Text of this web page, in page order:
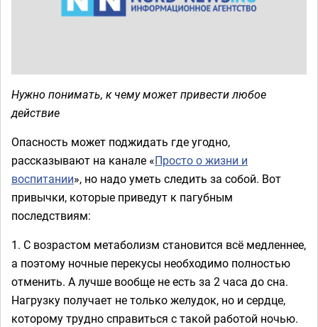
Нужно понимать, к чему может привести любое
действие
Опасность может поджидать где угодно,
рассказывают на канале «Просто о жизни и
воспитании», но надо уметь следить за собой. Вот
привычки, которые приведут к пагубным
последствиям:
1. С возрастом метаболизм становится всё медленнее,
а поэтому ночные перекусы необходимо полностью
отменить. А лучше вообще не есть за 2 часа до сна.
Нагрузку получает не только желудок, но и сердце,
которому трудно справиться с такой работой ночью.